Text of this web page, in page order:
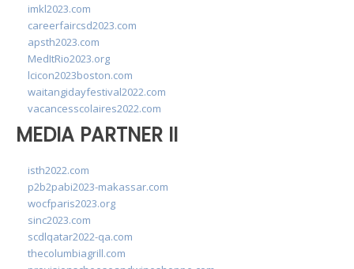
imkl2023.com
careerfaircsd2023.com
apsth2023.com
MedItRio2023.org
lcicon2023boston.com
waitangidayfestival2022.com
vacancesscolaires2022.com
MEDIA PARTNER II
isth2022.com
p2b2pabi2023-makassar.com
wocfparis2023.org
sinc2023.com
scdlqatar2022-qa.com
thecolumbiagrill.com